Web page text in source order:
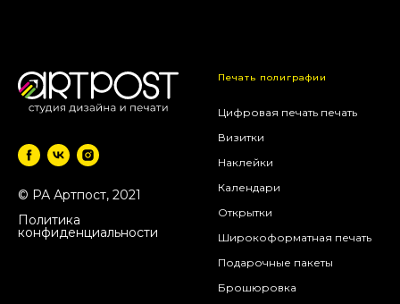
© РА Артпост, 2021
Политика
конфиденциальности
Печать полиграфии
Цифровая печать печать
Визитки
Наклейки
Календари
Открытки
Широкоформатная печать
Подарочные пакеты
Брошюровка